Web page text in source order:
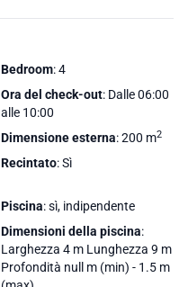
Bedroom: 4
Ora del check-out: Dalle 06:00
alle 10:00
Dimensione esterna: 200 m2
Recintato: Sì
Piscina: sì, indipendente
Dimensioni della piscina:
Larghezza 4 m Lunghezza 9 m
Profondità null m (min) - 1.5 m